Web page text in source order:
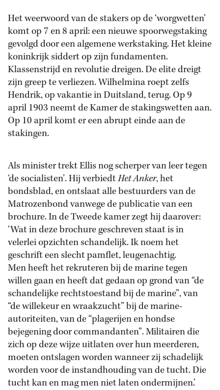
Het weerwoord van de stakers op de ‘worgwetten’
komt op 7 en 8 april: een nieuwe spoorwegstaking
gevolgd door een algemene werkstaking. Het kleine
koninkrijk siddert op zijn fundamenten.
Klassenstrijd en revolutie dreigen. De elite dreigt
zijn greep te verliezen. Wilhelmina roept zelfs
Hendrik, op vakantie in Duitsland, terug. Op 9
april 1903 neemt de Kamer de stakingswetten aan.
Op 10 april komt er een abrupt einde aan de
stakingen.
Als minister trekt Ellis nog scherper van leer tegen
‘de socialisten’. Hij verbiedtHet Anker, het
bondsblad, en ontslaat alle bestuurders van de
Matrozenbond vanwege de publicatie van een
brochure. In de Tweede kamer zegt hij daarover:
‘Wat in deze brochure geschreven staat is in
velerlei opzichten schandelijk. Ik noem het
geschrift een slecht pamflet, leugenachtig.
Men heeft het rekruteren bij de marine tegen
willen gaan en heeft dat gedaan op grond van “de
schandelijke rechtstoestand bij de marine”, van
“de willekeur en wraakzucht” bij de marine-
autoriteiten, van de “plagerijen en hondse
bejegening door commandanten”. Militairen die
zich op deze wijze uitlaten over hun meerderen,
moeten ontslagen worden wanneer zij schadelijk
worden voor de instandhouding van de tucht. Die
tucht kan en mag men niet laten ondermijnen.’